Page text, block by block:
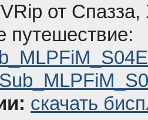
от
путешествие:
скачать